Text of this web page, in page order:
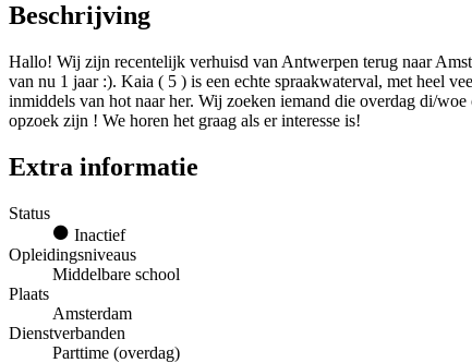
Beschrijving
Hallo! Wij zijn recentelijk verhuisd van Antwerpen terug naar
van nu 1 jaar :). Kaia ( 5 ) is een echte spraakwaterval, met heel
inmiddels van hot naar her. Wij zoeken iemand die overdag di/
opzoek zijn ! We horen het graag als er interesse is!
Extra informatie
Status
Inactief
Opleidingsniveaus
Middelbare school
Plaats
Amsterdam
Dienstverbanden
Parttime (overdag)